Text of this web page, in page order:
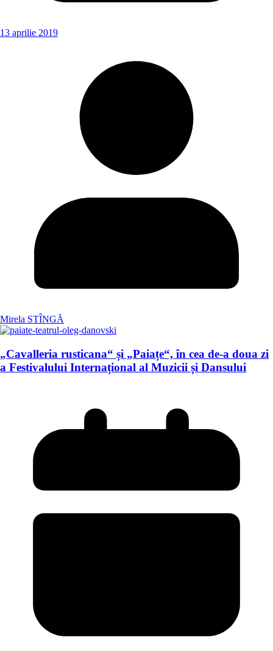
13 aprilie 2019
Mirela STÎNGĂ
„Cavalleria rusticana“ și „Paiațe“, în cea de-a doua zi
a Festivalului Internațional al Muzicii și Dansului